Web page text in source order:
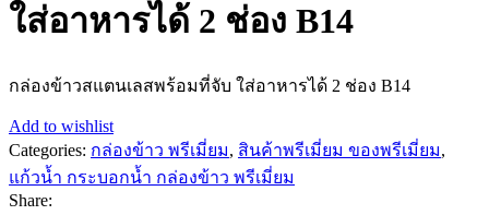
ใส่อาหารได้ 2 ช่อง B14
กล่องข้าวสแตนเลสพร้อมที่จับ ใส่อาหารได้ 2 ช่อง B14
Add to wishlist
Categories: กล่องข้าว พรีเมี่ยม, สินค้าพรีเมี่ยม ของพรีเมี่ยม,
แก้วน้ำ กระบอกน้ำ กล่องข้าว พรีเมี่ยม
Share: